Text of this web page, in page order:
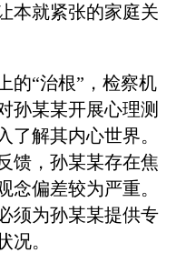
本就紧张的家庭关
的“治根”，检察机
孙某某开展心理测
了解其内心世界。
馈，孙某某存在焦
念偏差较为严重。
须为孙某某提供专
况。